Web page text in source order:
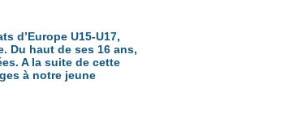
d’Europe U15-U17,
Du haut de ses 16 ans,
A la suite de cette
à notre jeune